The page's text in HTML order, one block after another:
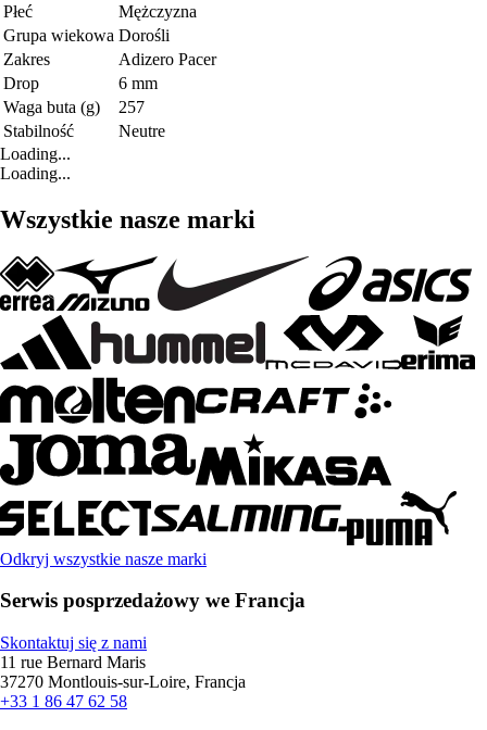
Płeć
Mężczyzna
Grupa wiekowa Dorośli
Zakres
Adizero Pacer
Drop
6 mm
Waga buta (g)
257
Stabilność
Neutre
Loading...
Loading...
Wszystkie nasze marki
Odkryj wszystkie nasze marki
Serwis posprzedażowy we Francja
Skontaktuj się z nami
11 rue Bernard Maris
37270 Montlouis-sur-Loire, Francja
+33 1 86 47 62 58